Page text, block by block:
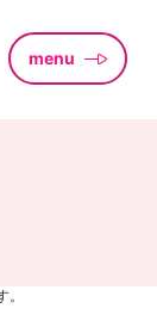
menu